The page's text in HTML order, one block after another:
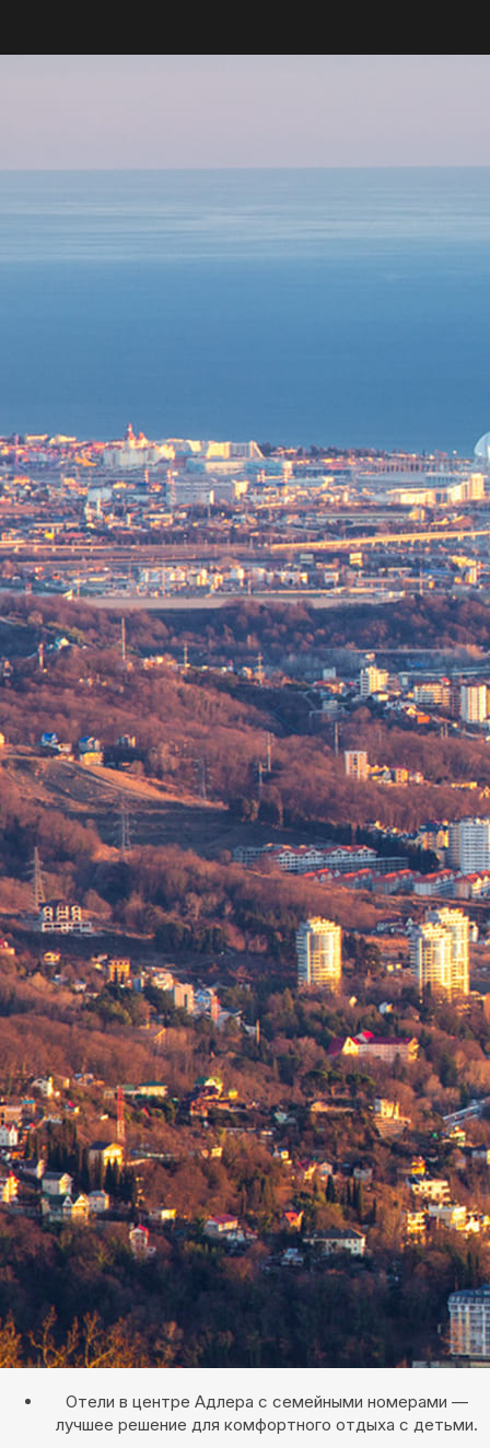
Отели в центре Адлера с семейными номерами —
лучшее решение для комфортного отдыха с детьми.